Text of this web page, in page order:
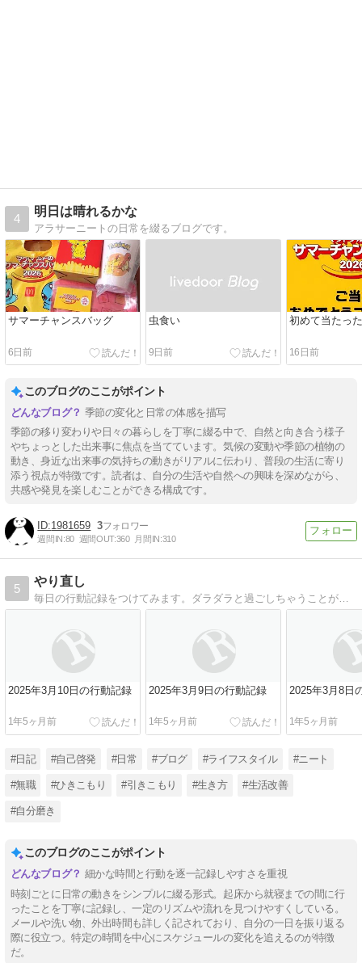
4
明日は晴れるかな
アラサーニートの日常を綴るブログです。
サマーチャンスバッグ
6日前
虫食い
9日前
初めて当たった
16日前
このブログのここがポイント
季節の変化と日常の体感を描写
季節の移り変わりや日々の暮らしを丁寧に綴る中で、自然と向き合う様子
やちょっとした出来事に焦点を当てています。気候の変動や季節の植物の
動き、身近な出来事の気持ちの動きがリアルに伝わり、普段の生活に寄り
添う視点が特徴です。読者は、自分の生活や自然への興味を深めながら、
共感や発見を楽しむことができる構成です。
1981659 3
週間IN:80 週間OUT:360 月間IN:310
5
やり直し
毎日の行動記録をつけてみます。ダラダラと過ごしちゃうことが減るといいのですが。
2025年3月10日の行動記録
1年5ヶ月前
2025年3月9日の行動記録
1年5ヶ月前
2025年3月8日
1年5ヶ月前
#日記 #自己啓発 #日常 #ブログ #ライフスタイル #ニート
#無職 #ひきこもり #引きこもり #生き方 #生活改善
#自分磨き
このブログのここがポイント
細かな時間と行動を逐一記録しやすさを重視
時刻ごとに日常の動きをシンプルに綴る形式。起床から就寝までの間に行
ったことを丁寧に記録し、一定のリズムや流れを見つけやすくしている。
メールや洗い物、外出時間も詳しく記されており、自分の一日を振り返る
際に役立つ。特定の時間を中心にスケジュールの変化を追えるのが特徴
だ。